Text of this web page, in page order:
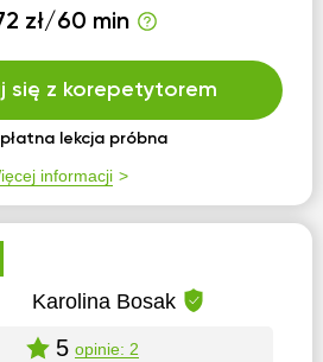
zł/60 min
się z korepetytorem
lekcja próbna
informacji
Karolina Bosak
5 opinie: 2